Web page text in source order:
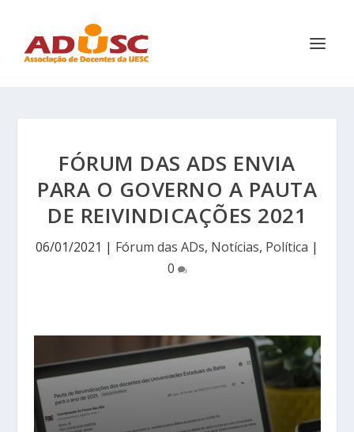
FÓRUM DAS ADS ENVIA
PARA O GOVERNO A PAUTA
DE REIVINDICAÇÕES 2021
06/01/2021 | Fórum das ADs, Notícias, Política |
0